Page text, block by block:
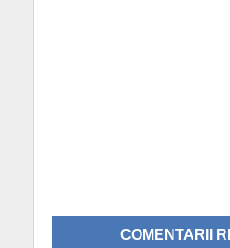
COMENTARII